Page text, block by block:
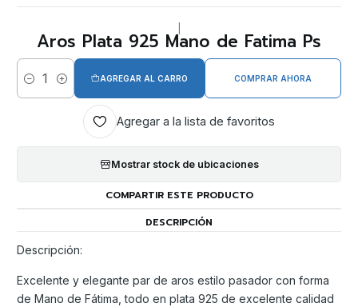
Aros Plata 925 Mano de Fatima Ps
Cantidad
AGREGAR AL CARRO COMPRAR AHORA
Agregar a la lista de favoritos
Mostrar stock de ubicaciones
COMPARTIR ESTE PRODUCTO
DESCRIPCIÓN
Descripción:
Excelente y elegante par de aros estilo pasador con forma
de Mano de Fátima, todo en plata 925 de excelente calidad